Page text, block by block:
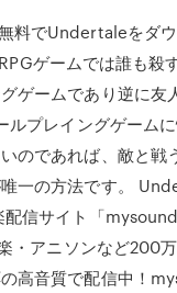
料でUndertaleをダ
ゲームでは誰も殺
ゲームであり逆に友
ルプレイングゲーム
のであれば、敵と戦
一の方法です。
配信サイト「
・アニソンなど200
高音質で配信中！